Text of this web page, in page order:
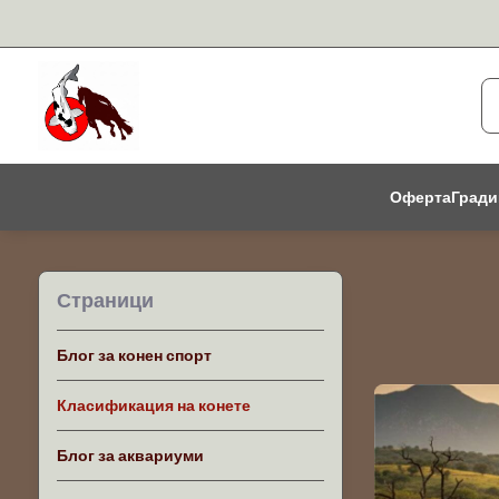
Оферта
Страници
Блог за конен спорт
Класификация на конете
Блог за аквариуми